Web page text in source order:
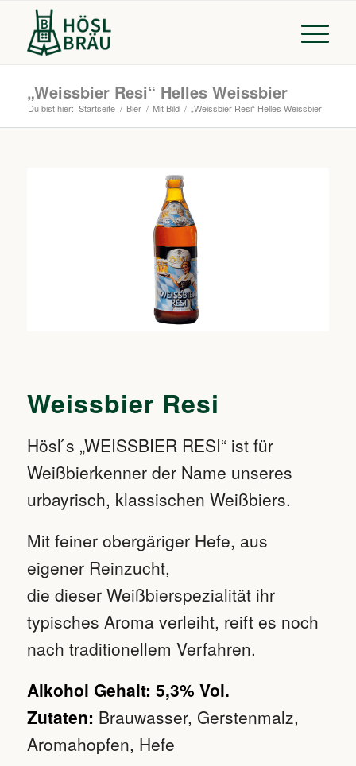
„Weissbier Resi“ Helles Weissbier
Du bist hier: Startseite / Bier / Mit Bild / „Weissbier Resi“ Helles Weissbier
Weissbier Resi
Hösl ́s „WEISSBIER RESI“ ist für
Weißbierkenner der Name unseres
urbayrisch, klassischen Weißbiers.
Mit feiner obergäriger Hefe, aus
eigener Reinzucht,
die dieser Weißbierspezialität ihr
typisches Aroma verleiht, reift es noch
nach traditionellem Verfahren.
Alkohol Gehalt: 5,3% Vol.
Zutaten: Brauwasser, Gerstenmalz,
Aromahopfen, Hefe